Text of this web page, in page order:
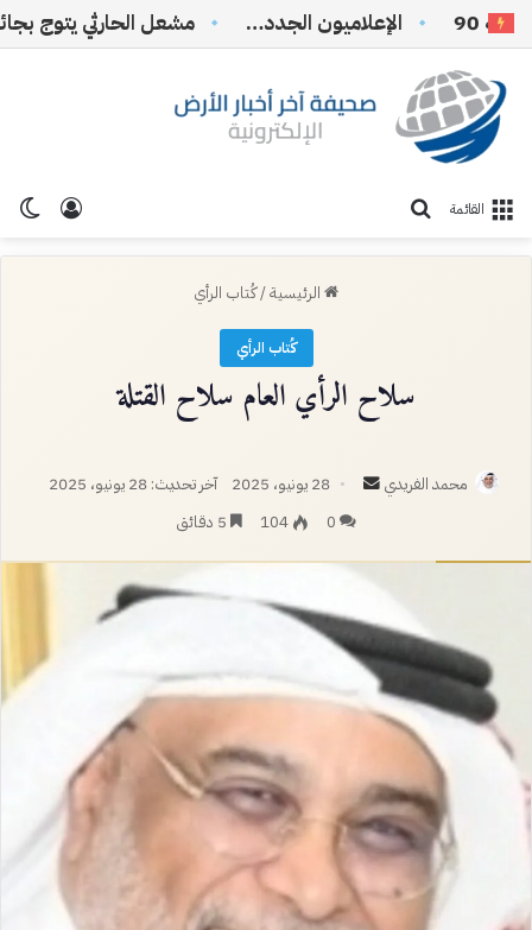
الإعلاميون الجدد…
تسجيل القائمة
الرئيسية/كُتاب الرأي
كُتاب الرأي
سلاح الرأي العام سلاح القتلة
محمد الفريدي
أرسل
بريدا
28 يونيو، 2025
آخر تحديث: 28 يونيو، 2025
0
104